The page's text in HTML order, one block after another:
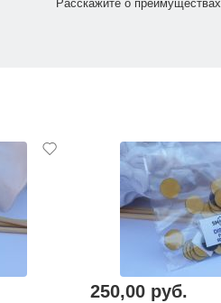
Расскажите о
250,00 руб.